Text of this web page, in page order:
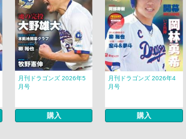
月刊ドラゴンズ 2026年5
月号
購入
月刊ドラゴンズ 2026年4
月号
購入